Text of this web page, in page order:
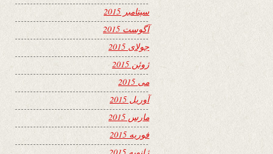
سپتامبر 2015
آگوست 2015
جولای 2015
ژوئن 2015
می 2015
آوریل 2015
مارس 2015
فوریه 2015